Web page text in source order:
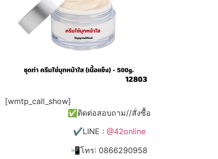
[wmtp_call_show]
✅ติดต่อสอบถาม//สั่งซื้อ
✔️LINE : @42online
📲โทร: 0866290958